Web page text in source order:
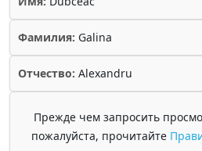
Фамилия: Galina
Отчество: Alexandru
Прежде чем запросить
пожалуйста, прочитайте